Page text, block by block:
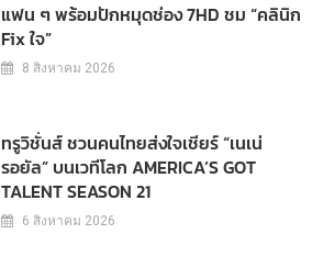
แฟน ๆ พร้อมปักหมุดช่อง 7HD ชม “คลินิก
Fix ใจ”
8 สิงหาคม 2026
ทรูวิชั่นส์ ชวนคนไทยส่งใจเชียร์ “เนเน่
รอยัล” บนเวทีโลก AMERICA’S GOT
TALENT SEASON 21
6 สิงหาคม 2026